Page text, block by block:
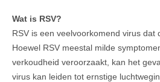
Wat is RSV?
RSV is een veelvoorkomend virus dat
Hoewel RSV meestal milde
verkoudheid veroorzaakt, kan het
virus kan leiden tot ernstige